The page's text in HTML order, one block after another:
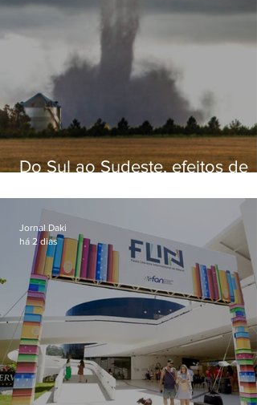
Do Sul ao Sudeste, efeitos de
apreensão na população
Jornal Daki
há 2 dias